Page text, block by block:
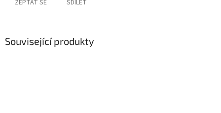
ZEPTAT SE SDÍLET
Související produkty